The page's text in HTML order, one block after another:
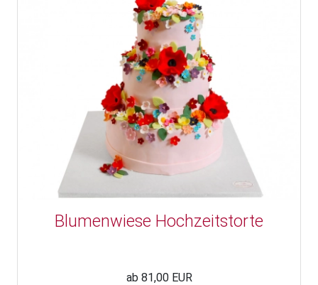
Blumenwiese Hochzeitstorte
ab 81,00 EUR